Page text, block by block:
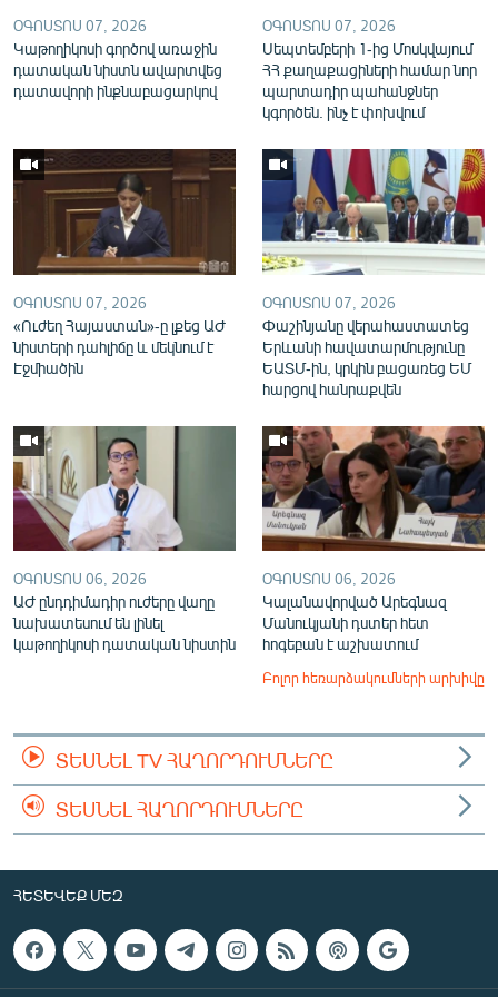
English
Русский
«Ազատության» բոլոր կայքերը
ՕԳՈՍՏՈՍ 07, 2026
Կաթողիկոսի գործով առաջին
դատական նիստն ավարտվեց
դատավորի ինքնաբացարկով
ՕԳՈՍՏՈՍ 07, 2026
Սեպտեմբերի 1-ից Մոսկվայում
ՀՀ քաղաքացիների համար նոր
պարտադիր պահանջներ
կգործեն. ինչ է փոխվում
ՕԳՈՍՏՈՍ 07, 2026
«Ուժեղ Հայաստան»-ը լքեց ԱԺ
նիստերի դահլիճը և մեկնում է
Էջմիածին
ՕԳՈՍՏՈՍ 07, 2026
Փաշինյանը վերահաստատեց
Երևանի հավատարմությունը
ԵԱՏՄ-ին, կրկին բացառեց ԵՄ
հարցով հանրաքվեն
ՕԳՈՍՏՈՍ 06, 2026
ԱԺ ընդդիմադիր ուժերը վաղը
նախատեսում են լինել
կաթողիկոսի դատական նիստին
ՕԳՈՍՏՈՍ 06, 2026
Կալանավորված Արեգնազ
Մանուկյանի դստեր հետ
հոգեբան է աշխատում
Բոլոր հեռարձակումների արխիվը
ՏԵՍՆԵԼ TV ՀԱՂՈՐԴՈՒՄՆԵՐԸ
ՏԵՍՆԵԼ ՀԱՂՈՐԴՈՒՄՆԵՐԸ
ՀԵՏԵՎԵՔ ՄԵԶ